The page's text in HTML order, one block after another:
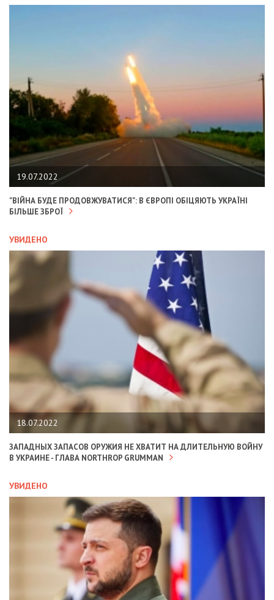
19.07.2022
"ВІЙНА БУДЕ ПРОДОВЖУВАТИСЯ": В ЄВРОПІ ОБІЦЯЮТЬ УКРАЇНІ
БІЛЬШЕ ЗБРОЇ
УВИДЕНО
18.07.2022
ЗАПАДНЫХ ЗАПАСОВ ОРУЖИЯ НЕ ХВАТИТ НА ДЛИТЕЛЬНУЮ ВОЙНУ
В УКРАИНЕ - ГЛАВА NORTHROP GRUMMAN
УВИДЕНО